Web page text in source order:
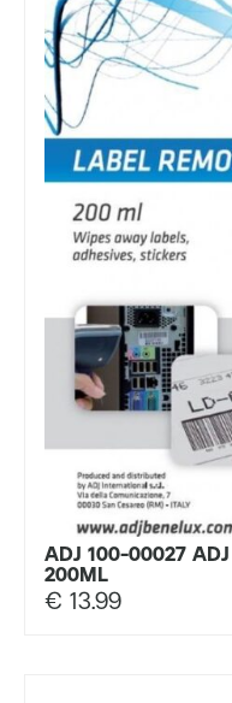
ADJ 100-00027
200ML
€ 13.99